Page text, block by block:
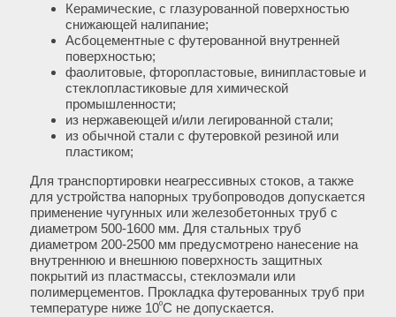
Керамические, с глазурованной поверхностью
снижающей налипание;
Асбоцементные с футерованной внутренней
поверхностью;
фаолитовые, фторопластовые, винипластовые и
стеклопластиковые для химической
промышленности;
из нержавеющей и/или легированной стали;
из обычной стали с футеровкой резиной или
пластиком;
Для транспортировки неагрессивных стоков, а также
для устройства напорных трубопроводов допускается
применение чугунных или железобетонных труб с
диаметром 500-1600 мм. Для стальных труб
диаметром 200-2500 мм предусмотрено нанесение на
внутреннюю и внешнюю поверхность защитных
покрытий из пластмассы, стеклоэмали или
полимерцементов. Прокладка футерованных труб при
температуре ниже 10ºС не допускается.